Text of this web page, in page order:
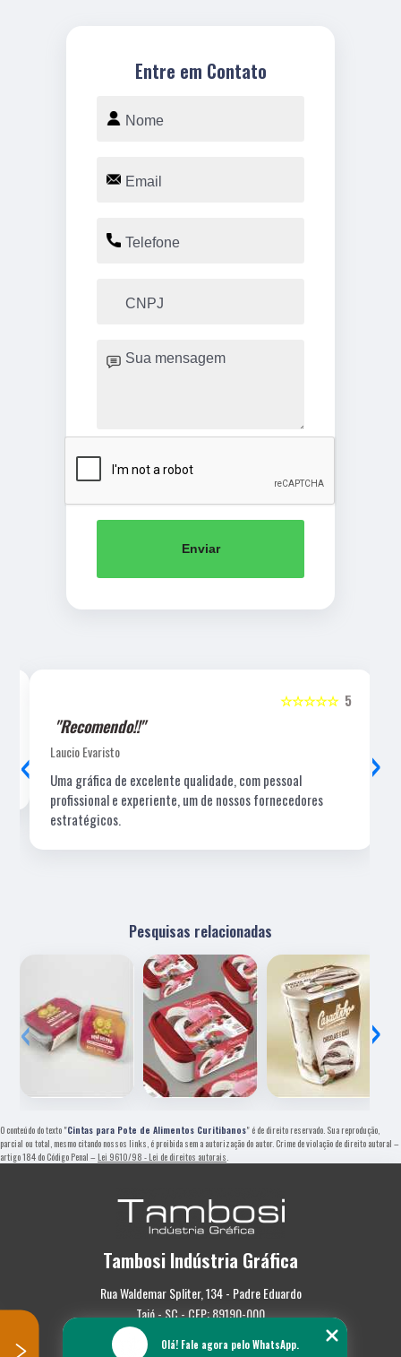
Entre em Contato
Enviar
5
☆☆☆☆☆
"Recomendo!!"
Laucio Evaristo
Uma gráfica de excelente qualidade, com pessoal
profissional e experiente, um de nossos fornecedores
estratégicos.
‹ ›
Pesquisas relacionadas
‹ ›
O conteúdo do texto "Cintas para Pote de Alimentos Curitibanos" é de direito reservado. Sua reprodução,
parcial ou total, mesmo citando nossos links, é proibida sem a autorização do autor. Crime de violação de direito autoral –
artigo 184 do Código Penal – Lei 9610/98 - Lei de direitos autorais
Tambosi Indústria Gráfica
Rua Waldemar Spliter, 134 - Padre Eduardo
Taió - SC - CEP: 89190-000
(47) 3562-0587
Olá! Fale agora pelo WhatsApp.